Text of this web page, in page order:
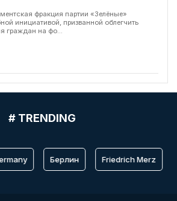
фракция партии «Зелёные»
инициативой, призванной облегчить
граждан на фо...
# TRENDING
Берлин Friedrich Merz